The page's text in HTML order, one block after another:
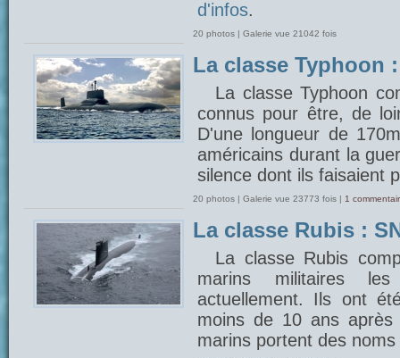
d'infos.
20 photos | Galerie vue 21042 fois
La classe Typhoon
La classe Typhoon
connus pour être, de
D'une longueur de
américains durant la
silence dont ils faisaient
20 photos | Galerie vue 23773 fois | 1
La classe Rubis :
La classe Rubis
marins militaires
actuellement. Ils ont
moins de 10 ans
marins portent des